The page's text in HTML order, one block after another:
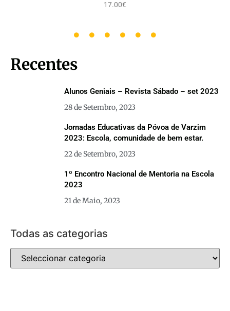
17.00€
Recentes
Alunos Geniais – Revista Sábado – set 2023
28 de Setembro, 2023
Jornadas Educativas da Póvoa de Varzim
2023: Escola, comunidade de bem estar.
22 de Setembro, 2023
1º Encontro Nacional de Mentoria na Escola
2023
21 de Maio, 2023
Todas as categorias